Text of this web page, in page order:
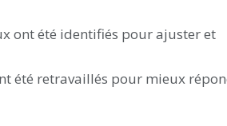
ont été identifiés pour ajuster et
été retravaillés pour mieux